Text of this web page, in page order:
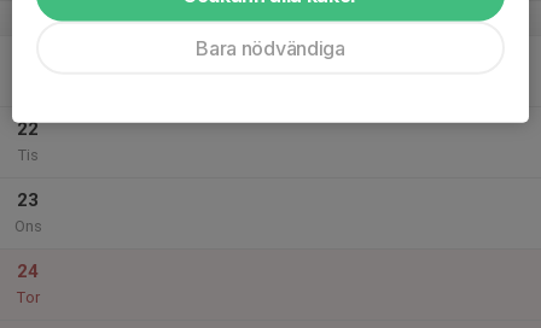
v.52
22
Tis
23
Ons
24
Tor
Bara nödvändiga